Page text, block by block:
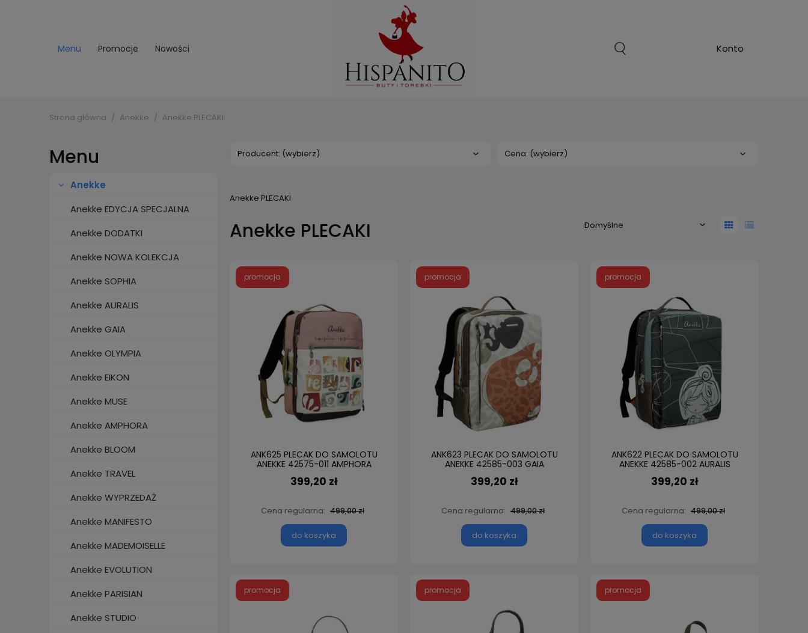
Menu Promocje Nowości
Strona główna Anekke Anekke PLECAKI
Menu
Anekke
Anekke EDYCJA SPECJALNA
Anekke DODATKI
Anekke NOWA KOLEKCJA
Anekke SOPHIA
Anekke AURALIS
Anekke GAIA
Anekke OLYMPIA
Anekke EIKON
Anekke MUSE
Anekke AMPHORA
Anekke BLOOM
Anekke TRAVEL
Anekke WYPRZEDAŻ
Anekke MANIFESTO
Anekke MADEMOISELLE
Anekke EVOLUTION
Anekke PARISIAN
Anekke STUDIO
Producent: (wybierz) Cena: (wybierz)
Anekke PLECAKI
Anekke PLECAKI
ANK625 PLECAK DO SAMOLOTU
ANEKKE 42575-011 AMPHORA
399,20 zł
Cena regularna: 499,00 zł
do koszyka
promocja
ANK623 PLECAK DO SAMOLOTU
ANEKKE 42585-003 GAIA
399,20 zł
Cena regularna: 499,00 zł
do koszyka
promocja
ANK622 PLECAK DO SAMOLOTU
ANEKKE 42585-002 AURALIS
399,20 zł
Cena regularna: 499,00 zł
do koszyka
promocja
promocja promocja promocja